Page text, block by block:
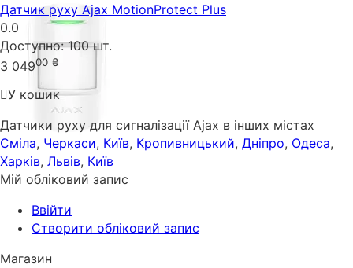
Датчик руху Ajax MotionProtect Plus
0.0
Доступно: 100 шт.
3 04900 ₴
У кошик
Датчики руху для сигналізації Ajax в інших містах
Сміла, Черкаси, Київ, Кропивницький, Дніпро, Одеса,
Харків, Львів, Київ
Мій обліковий запис
Ввійти
Створити обліковий запис
Магазин